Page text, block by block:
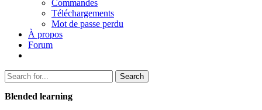
Commandes
Téléchargements
Mot de passe perdu
À propos
Forum
Search
Search
for:
Blended learning